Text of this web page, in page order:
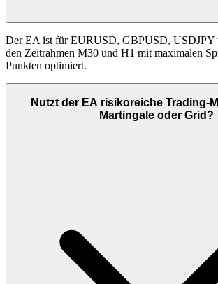
Der EA ist für EURUSD, GBPUSD, USDJPY
den Zeitrahmen M30 und H1 mit maximalen
Punkten optimiert.
Nutzt der EA risikoreiche Trading-
Martingale oder Grid?